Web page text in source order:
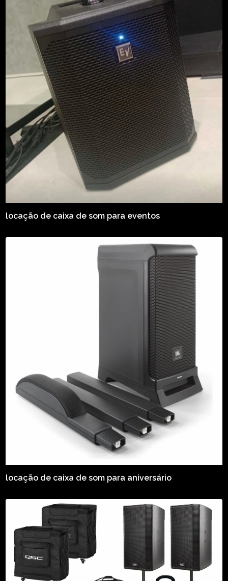
locação de caixa de som para eventos
locação de caixa de som para aniversário